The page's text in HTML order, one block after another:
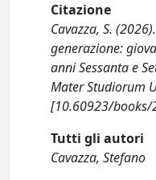
Citazione
Cavazza, S.
generazione:
anni Sessanta e
Mater Studiorum
[10.60923/books/
Tutti gli autori
Cavazza, Stefano